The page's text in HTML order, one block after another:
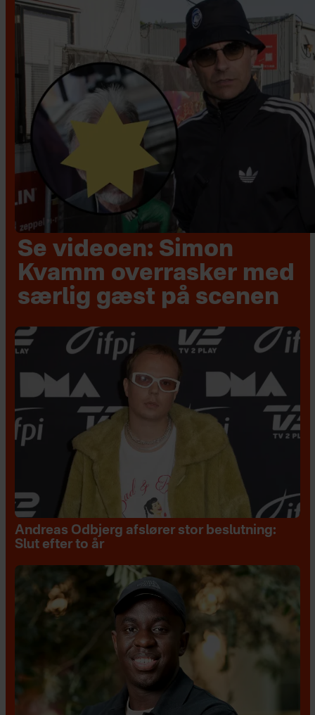
Se videoen: Simon
Kvamm overrasker med
særlig gæst på scenen
Andreas Odbjerg afslører stor beslutning:
Slut efter to år